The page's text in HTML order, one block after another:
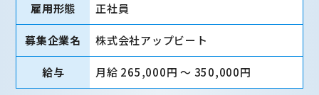
雇用形態 正社員
募集企業名 株式会社アップビート
給与 月給 265,000円 〜 350,000円